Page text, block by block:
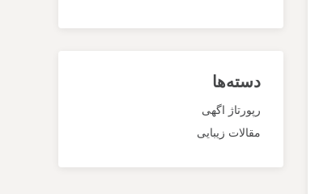
دسته‌ها
رپورتاژ اگهی
مقالات زیبایی